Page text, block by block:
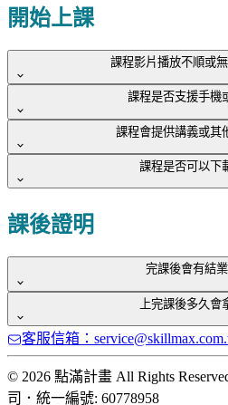
號，並依下述付款方式另外提供附
<若使用信用卡方式付款>
來信告知後金流系統會通知發卡
帳單顯示退回金額；
<若使用實體或虛擬 ATM 轉帳方
金流系統無法直接退款，須另外於
，我們將盡速將款項匯
為收取金流及行政處理費，計算方
金額為 【450元 -（450元 x 1.0% +
退課，亦不提供退款。
此外，多合一優惠方案如需申請
價計算，扣抵完畢後之金額始得
符合上述條件，請來信
號，並依下述付款方式另外提供附
<若使用信用卡方式付款>
來信告知後金流系統會通知發卡金
帳單顯示退回金額；
<若使用實體或虛擬 ATM 轉帳方
金流系統無法直接退款，須另外於
，我們將盡速將款項匯
為收取金流及行政處理費，計算方
元（無條件進位），舉例：購買課
金額為 【450元 -（450元 x 1.0% +
有的，請於結帳時填寫發票資訊，
員註冊信箱。點滿計畫寄發之電子
寄件者：光茂電子發票加值中心
寄件Email信箱：invoice@amego.tw
信件主旨：【光貿】電子發票開立
目前B2C開立的電子發票將統一以
收信件主旨為「【光貿】中獎發票
B2B電子發票請留意「抬頭」及
響您的權益。
開始上課
課程影片播放不順或
若出現卡頓或無法播放問題，請
路環境皆已完成更新，並符合下
課程是否支援手機
是的，學員可以使用手機、平板
建議上課前將瀏覽器更
課程體驗。
課程會提供講義或其
不一定。部分課程會附上講義及
課程是否可以下
點滿計畫目前不開放學員進行課程
提供限時直播回放，幫助學員複習
課後證明
完課後會有結
如須結業證明，請遵照事前課前注
名登入教室 」、「全程開啟視訊鏡
退、測驗與問卷
發 。
上完課後多久會
不一定。積分資格核定及登錄權
可單位執行，若取得完課證明後一
不受理），積分仍未登錄於線上系
客服信箱：
© 2026 點滿計畫 All Rights
司 ． 統一編號: 60778958